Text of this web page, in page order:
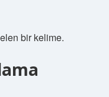
bir kelime.